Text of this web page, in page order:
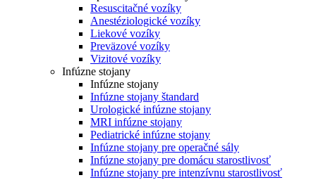
Resuscitačné vozíky
Anestéziologické vozíky
Liekové vozíky
Preväzové vozíky
Vizitové vozíky
Infúzne stojany
Infúzne stojany
Infúzne stojany štandard
Urologické infúzne stojany
MRI infúzne stojany
Pediatrické infúzne stojany
Infúzne stojany pre operačné sály
Infúzne stojany pre domácu starostlivosť
Infúzne stojany pre intenzívnu starostlivosť